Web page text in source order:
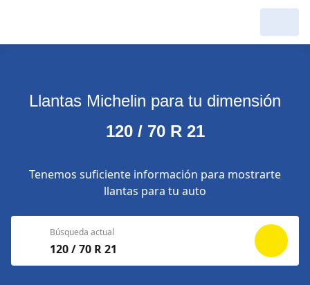
Llantas Michelin para tu dimensión
120 / 70 R 21
Tenemos suficiente información para mostrarte
llantas para tu auto
Búsqueda actual
120 / 70 R 21